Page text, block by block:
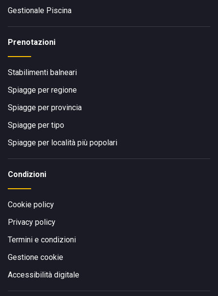
Gestionale Piscina
Prenotazioni
Stabilimenti balneari
Spiagge per regione
Spiagge per provincia
Spiagge per tipo
Spiagge per località più popolari
Condizioni
Cookie policy
Privacy policy
Termini e condizioni
Gestione cookie
Accessibilità digitale